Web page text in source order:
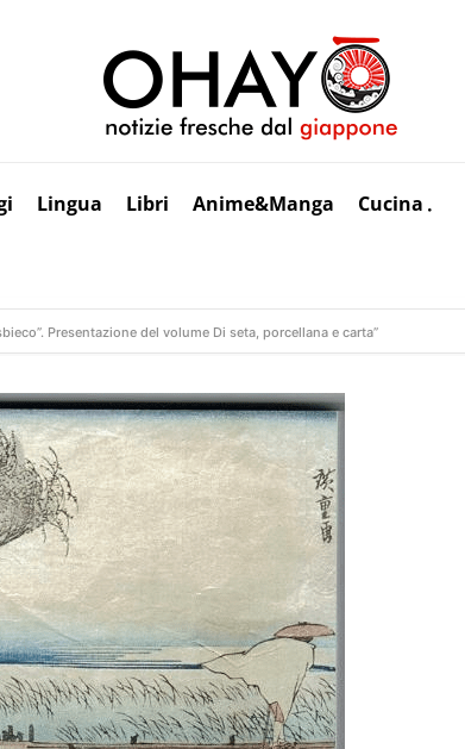
Lingua Libri Anime&Manga Cucina
Presentazione del volume Di seta, porcellana e carta”